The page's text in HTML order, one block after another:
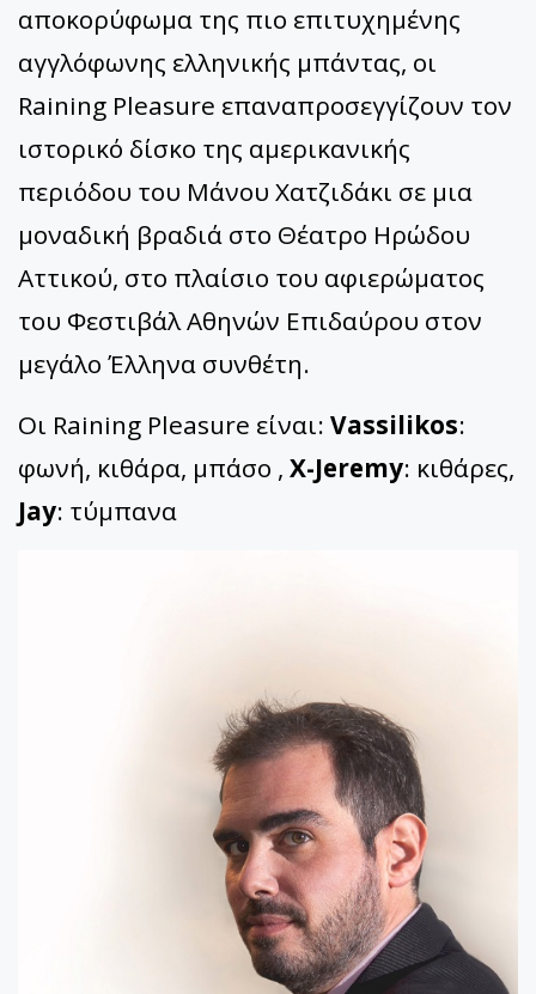
αποκορύφωμα της πιο επιτυχημένης
αγγλόφωνης ελληνικής μπάντας, οι
Raining Pleasure επαναπροσεγγίζουν τον
ιστορικό δίσκο της αμερικανικής
περιόδου του Μάνου Χατζιδάκι σε μια
μοναδική βραδιά στο Θέατρο Ηρώδου
Αττικού, στο πλαίσιο του αφιερώματος
του Φεστιβάλ Αθηνών Επιδαύρου στον
μεγάλο Έλληνα συνθέτη.
Οι Raining Pleasure είναι: Vassilikos:
φωνή, κιθάρα, μπάσο , X-Jeremy: κιθάρες,
Jay: τύμπανα